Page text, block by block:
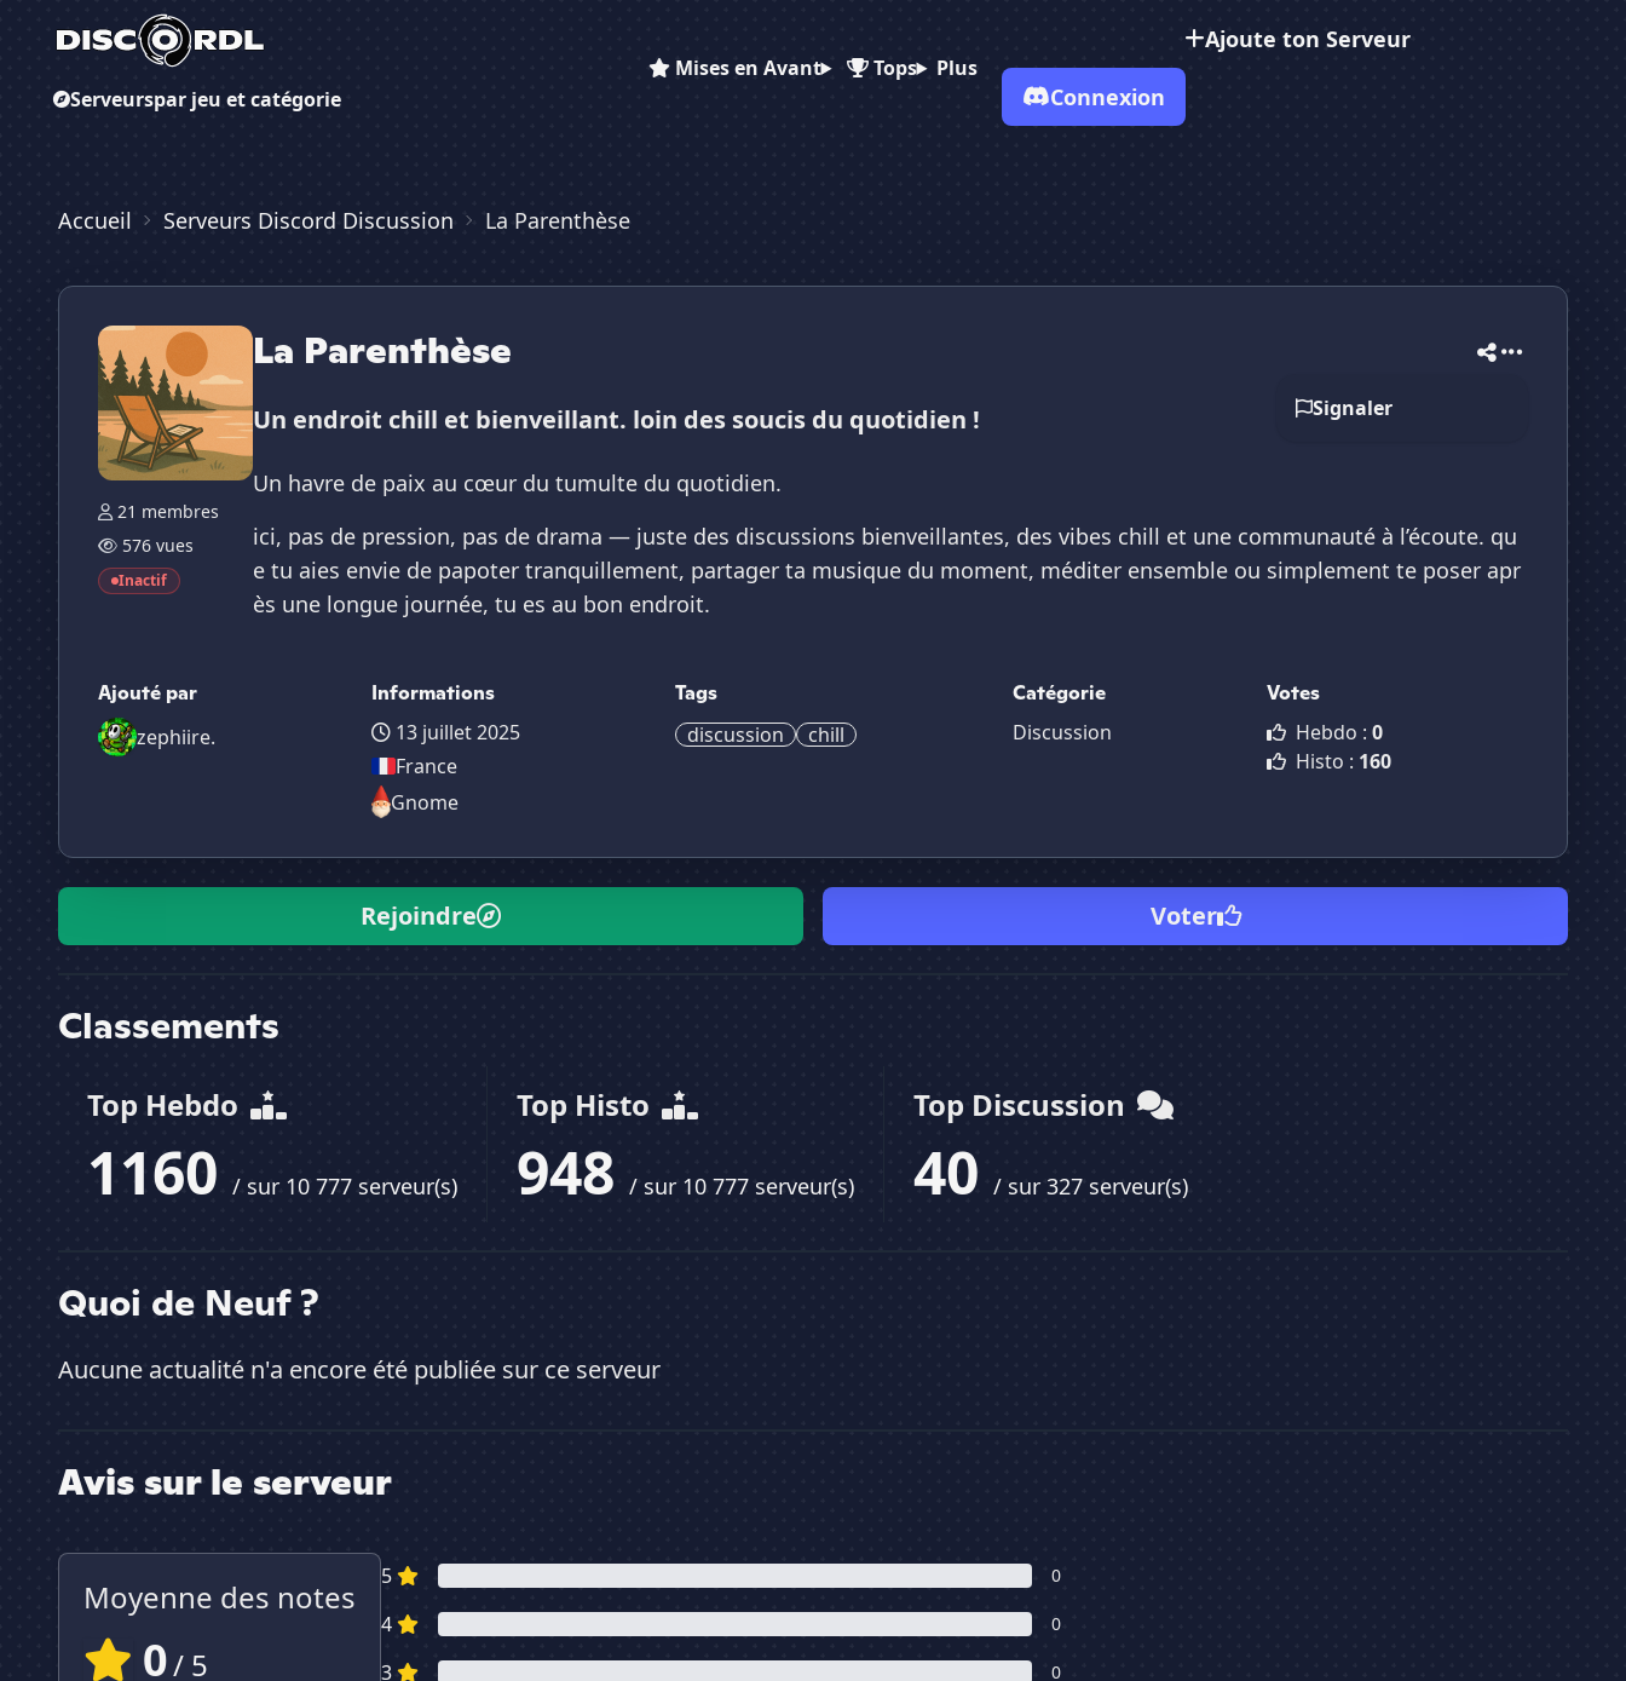
Serveurspar jeu et catégorie
Mises en Avant Tops Plus
Ajoute ton Serveur
Connexion
Accueil Serveurs Discord Discussion La Parenthèse
21 membres
576 vues
Inactif
La Parenthèse
Signaler
Un endroit chill et bienveillant. loin des soucis du quotidien !
Un havre de paix au cœur du tumulte du quotidien.
ici, pas de pression, pas de drama — juste des discussions bienveillantes, des vibes chill et une communauté à l’écoute. qu
e tu aies envie de papoter tranquillement, partager ta musique du moment, méditer ensemble ou simplement te poser apr
ès une longue journée, tu es au bon endroit.
Ajouté par
zephiire.
Informations
13 juillet 2025
France
Gnome
Tags
discussion chill
Catégorie
Discussion
Votes
Hebdo :0
Histo : 160
Rejoindre Voter
Classements
Top Hebdo
1160 / sur 10 777 serveur(s)
Top Histo
948 / sur 10 777 serveur(s)
Top Discussion
40 / sur 327 serveur(s)
Quoi de Neuf ?
Aucune actualité n'a encore été publiée sur ce serveur
Avis sur le serveur
Moyenne des notes
0/ 5
5 0
4 0
3 0